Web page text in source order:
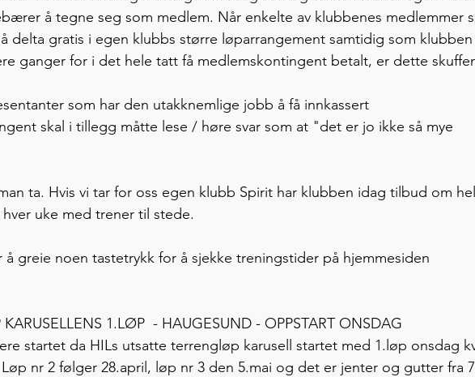
å tegne seg som medlem. Når enkelte av klubbenes medlemmer
delta gratis i egen klubbs større løparrangement samtidig som klubben
ganger for i det hele tatt få medlemskontingent betalt, er dette
som har den utakknemlige jobb å få innkassert
skal i tillegg måtte lese / høre svar som at "det er jo ikke så mye
ta. Hvis vi tar for oss egen klubb Spirit har klubben idag tilbud om
uke med trener til stede.
å greie noen tastetrykk for å sjekke treningstider på hjemmesiden
1.LØP  - HAUGESUND - OPPSTART ONSDAG
startet da HILs utsatte terrengløp karusell startet med 1.løp onsdag
Løp nr 2 følger 28.april, løp nr 3 den 5.mai og det er jenter og gutter fra